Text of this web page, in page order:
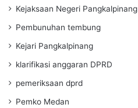
Kejaksaan Negeri Pangkalpinang
Pembunuhan tembung
Kejari Pangkalpinang
klarifikasi anggaran DPRD
pemeriksaan dprd
Pemko Medan